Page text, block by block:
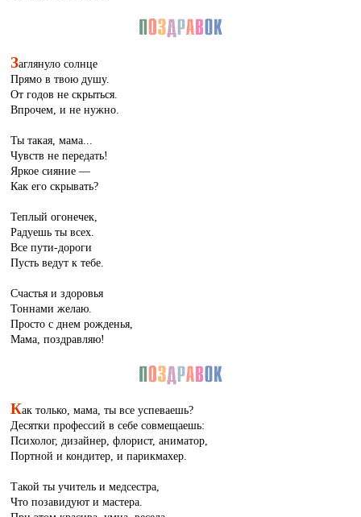
Заглянуло солнце
Прямо в твою душу.
От годов не скрыться.
Впрочем, и не нужно.
Ты такая, мама...
Чувств не передать!
Яркое сияние —
Как его скрывать?
Теплый огонечек,
Радуешь ты всех.
Все пути-дороги
Пусть ведут к тебе.
Счастья и здоровья
Тоннами желаю.
Просто с днем рожденья,
Мама, поздравляю!
Как только, мама, ты все успеваешь?
Десятки профессий в себе совмещаешь:
Психолог, дизайнер, флорист, аниматор,
Портной и кондитер, и парикмахер.
Такой ты учитель и медсестра,
Что позавидуют и мастера.